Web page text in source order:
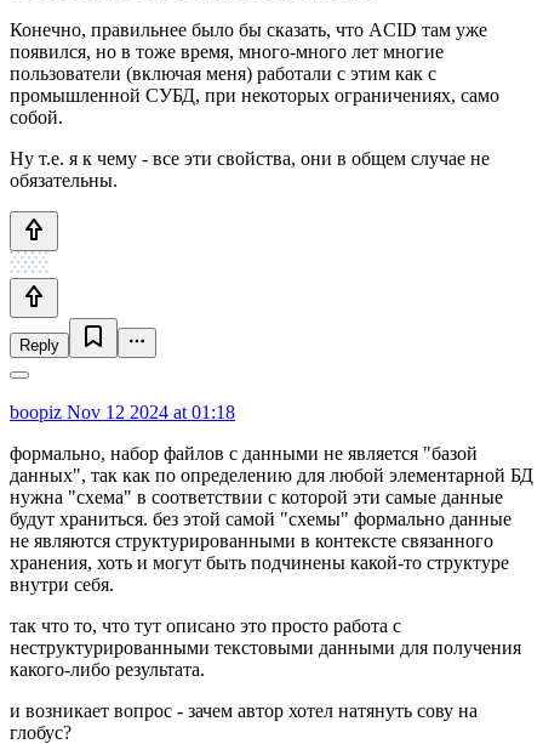
Конечно, правильнее было бы сказать, что ACID там уже
появился, но в тоже время, много-много лет многие
пользователи (включая меня) работали с этим как с
промышленной СУБД, при некоторых ограничениях, само
собой.
Ну т.е. я к чему - все эти свойства, они в общем случае не
обязательны.
Reply
boopiz Nov 12 2024 at 01:18
формально, набор файлов с данными не является "базой
данных", так как по определению для любой элементарной БД
нужна "схема" в соответствии с которой эти самые данные
будут храниться. без этой самой "схемы" формально данные
не являются структурированными в контексте связанного
хранения, хоть и могут быть подчинены какой-то структуре
внутри себя.
так что то, что тут описано это просто работа с
неструктурированными текстовыми данными для получения
какого-либо результата.
и возникает вопрос - зачем автор хотел натянуть сову на
глобус?